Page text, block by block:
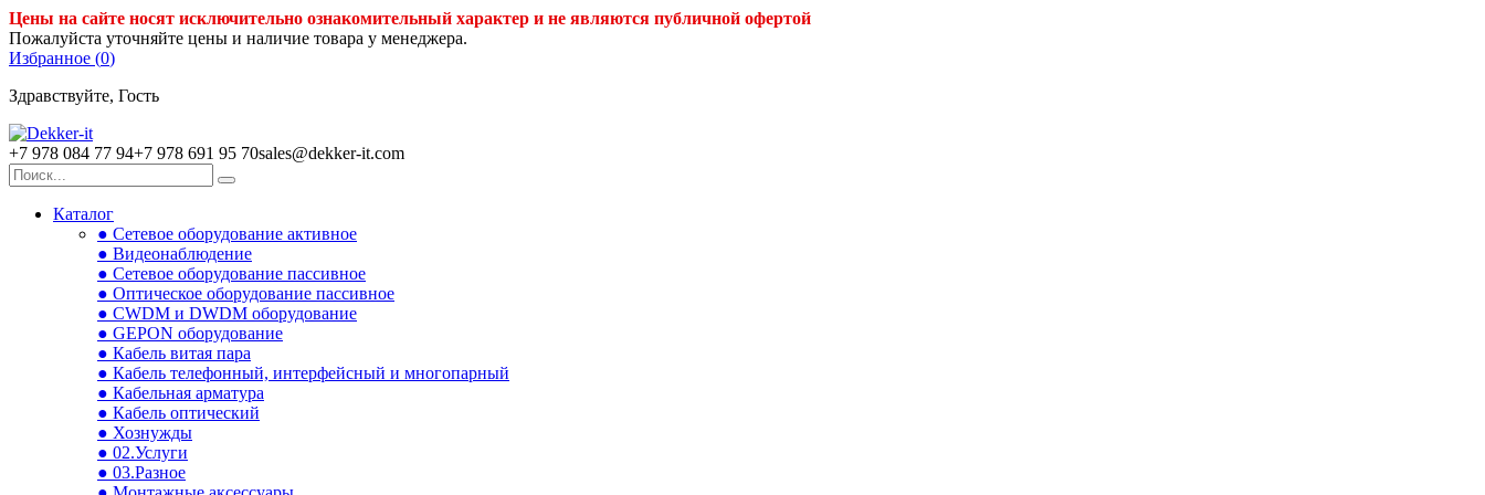
Цены на сайте носят исключительно ознакомительный характер и не являются публичной офертой
Пожалуйста уточняйте цены и наличие товара у менеджера.
Избранное (0)
Здравствуйте, Гость
+7 978 084 77 94+7 978 691 95 70sales@dekker-it.com
Каталог
● Сетевое оборудование активное
● Видеонаблюдение
● Сетевое оборудование пассивное
● Оптическое оборудование пассивное
● CWDM и DWDM оборудование
● GEPON оборудование
● Кабель витая пара
● Кабель телефонный, интерфейсный и многопарный
● Кабельная арматура
● Кабель оптический
● Хознужды
● 02.Услуги
● 03.Разное